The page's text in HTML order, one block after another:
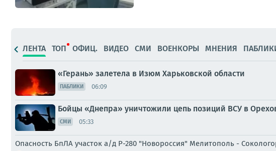
ЛЕНТА ТОП ОФИЦ. ВИДЕО СМИ ВОЕНКОРЫ МНЕНИЯ
«Герань» залетела в Изюм Харьковской области
ПАБЛИКИ 06:09
Бойцы «Днепра» уничтожили цепь позиций ВСУ в
СМИ 05:33
Опасность БпЛА участок а/д Р-280 "Новороссия" Мелитополь -